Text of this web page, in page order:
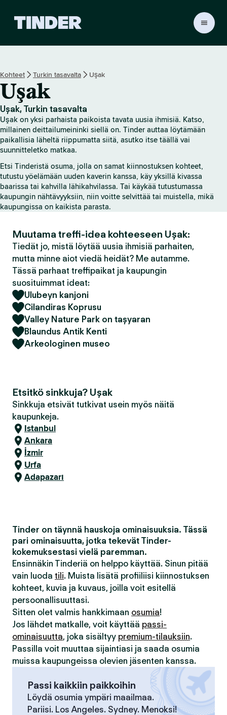
r
a
l
o
i
s
s
i
v
u
Kohteet Turkin tasavalta Uşak
Uşak
Uşak, Turkin tasavalta
Uşak on yksi parhaista paikoista tavata uusia ihmisiä. Katso,
millainen deittailumeininki siellä on. Tinder auttaa löytämään
paikallisia läheltä riippumatta siitä, asutko itse täällä vai
suunnitteletko matkaa.
Etsi Tinderistä osuma, jolla on samat kiinnostuksen kohteet,
tutustu yöelämään uuden kaverin kanssa, käy yksillä kivassa
baarissa tai kahvilla lähikahvilassa. Tai käykää tutustumassa
kaupungin nähtävyyksiin, niin voitte selvittää tai muistella, mikä
kaupungissa on kaikista parasta.
Muutama treffi-idea kohteeseen Uşak:
Tiedät jo, mistä löytää uusia ihmisiä parhaiten,
mutta minne aiot viedä heidät? Me autamme.
Tässä parhaat treffipaikat ja kaupungin
suosituimmat ideat:
Ulubeyn kanjoni
Cilandiras Koprusu
Valley Nature Park on taşyaran
Blaundus Antik Kenti
Arkeologinen museo
Etsitkö sinkkuja? Uşak
Sinkkuja etsivät tutkivat usein myös näitä
kaupunkeja.
Istanbul
Ankara
İzmir
Urfa
Adapazarı
Tinder on täynnä hauskoja ominaisuuksia. Tässä
pari ominaisuutta, jotka tekevät Tinder-
kokemuksestasi vielä paremman.
Ensinnäkin Tinderiä on helppo käyttää. Sinun pitää
vain luoda tili. Muista lisätä profiiliisi kiinnostuksen
kohteet, kuvia ja kuvaus, joilla voit esitellä
persoonallisuuttasi.
Sitten olet valmis hankkimaan osumia!
Jos lähdet matkalle, voit käyttää passi-
ominaisuutta, joka sisältyy premium-tilauksiin.
Passilla voit muuttaa sijaintiasi ja saada osumia
muissa kaupungeissa olevien jäsenten kanssa.
Passi kaikkiin paikkoihin
Löydä osumia ympäri maailmaa.
Pariisi. Los Angeles. Sydney. Menoksi!